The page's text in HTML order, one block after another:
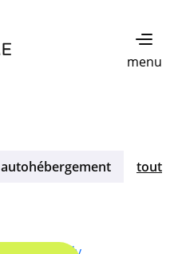
menu
autohébergement tout